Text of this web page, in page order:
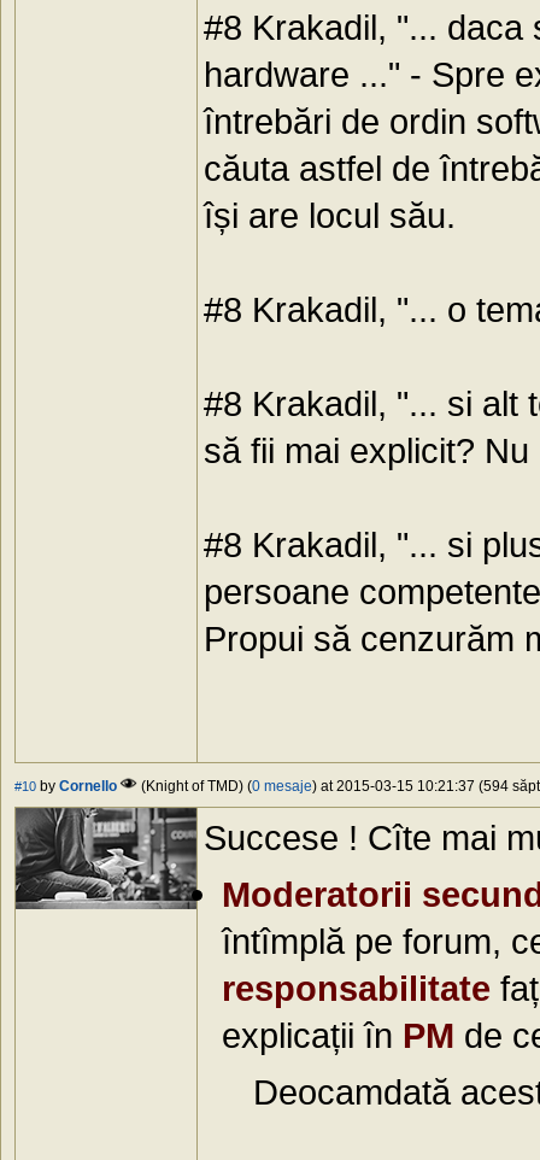
#8 Krakadil, "... daca
hardware ..." - Spre
întrebări de ordin
căuta astfel de
își are locul său.
#8 Krakadil, "... o
#8 Krakadil, "... si alt
să fii mai explicit?
#8 Krakadil, "... si
persoane
Propui să cenzurăm
#10 by Cornello (Knight of TMD) (0 mesaje) at 2015-03-15 10:21:37 (594
Succese ! Cîte mai
Moderatorii
întîmplă pe forum,
responsabilitate
explicații în PM de
Deocamdată